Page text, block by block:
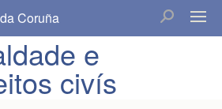
Coruña
e
civís